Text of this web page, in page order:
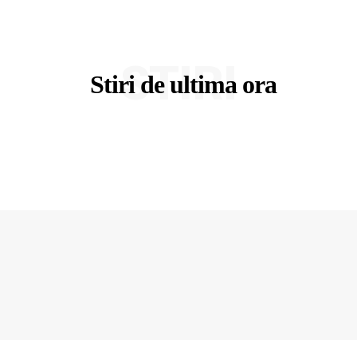
Stiri de ultima ora
STIRI